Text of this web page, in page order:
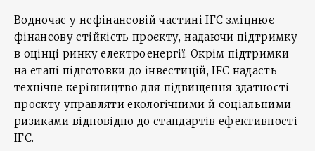
Водночас у нефінансовій частині IFC зміцнює
фінансову стійкість проєкту, надаючи підтримку
в оцінці ринку електроенергії. Окрім підтримки
на етапі підготовки до інвестицій, IFC надасть
технічне керівництво для підвищення здатності
проєкту управляти екологічними й соціальними
ризиками відповідно до стандартів ефективності
IFC.